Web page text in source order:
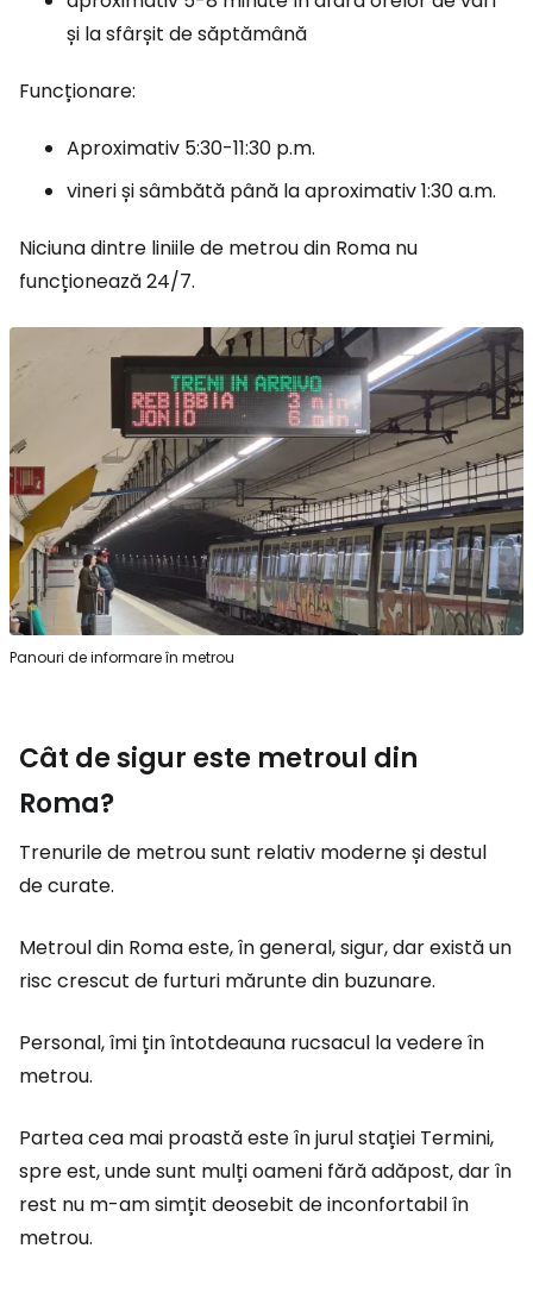
și la sfârșit de săptămână
Funcționare:
Aproximativ 5:30-11:30 p.m.
vineri și sâmbătă până la aproximativ 1:30 a.m.
Niciuna dintre liniile de metrou din Roma nu
funcționează 24/7.
Panouri de informare în metrou
Cât de sigur este metroul din
Roma?
Trenurile de metrou sunt relativ moderne și destul
de curate.
Metroul din Roma este, în general, sigur, dar există un
risc crescut de furturi mărunte din buzunare.
Personal, îmi țin întotdeauna rucsacul la vedere în
metrou.
Partea cea mai proastă este în jurul stației Termini,
spre est, unde sunt mulți oameni fără adăpost, dar în
rest nu m-am simțit deosebit de inconfortabil în
metrou.